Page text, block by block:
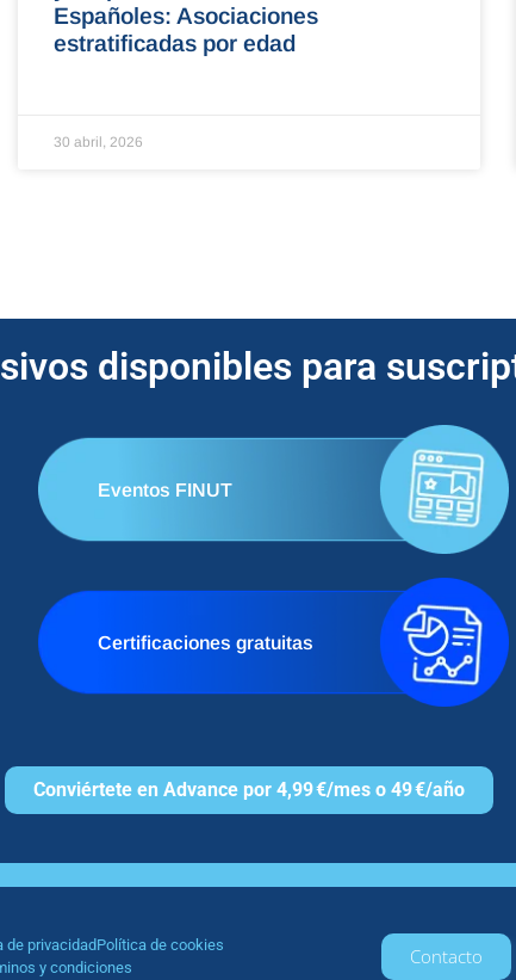
Españoles: Asociaciones
estratificadas por edad
30 abril, 2026
disponibles para
Eventos FINUT
Certificaciones gratuitas
Conviértete en Advance por 4,99 €/mes o 49 €/año
de privacidadPolítica de cookies
y condiciones
Contacto